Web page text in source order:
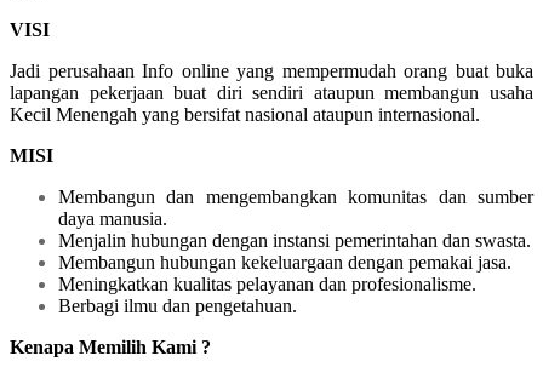
VISI
Jadi perusahaan Info online yang mempermudah orang buat buka
lapangan pekerjaan buat diri sendiri ataupun membangun usaha
Kecil Menengah yang bersifat nasional ataupun internasional.
MISI
Membangun dan mengembangkan komunitas dan sumber
daya manusia.
Menjalin hubungan dengan instansi pemerintahan dan swasta.
Membangun hubungan kekeluargaan dengan pemakai jasa.
Meningkatkan kualitas pelayanan dan profesionalisme.
Berbagi ilmu dan pengetahuan.
Kenapa Memilih Kami ?